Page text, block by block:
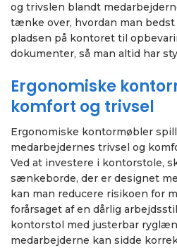
og trivslen blandt
tænke over, hvordan man
pladsen på kontoret til
dokumenter, så man altid har
Ergonomiske
komfort og trivsel
Ergonomiske kontormøbler
medarbejdernes trivsel og
Ved at investere i kontorstole,
sænkeborde, der er designet
kan man reducere risikoen for
forårsaget af en dårlig
kontorstol med justerbar
medarbejderne kan sidde